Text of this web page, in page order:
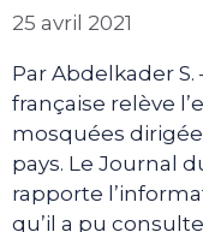
25 avril 2021
Par Abdelkader
française relève
mosquées
pays. Le Journal
rapporte
qu’il a pu